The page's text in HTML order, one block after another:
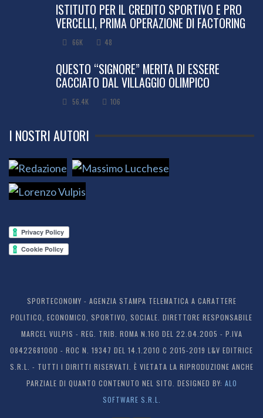
ISTITUTO PER IL CREDITO SPORTIVO E PRO
VERCELLI, PRIMA OPERAZIONE DI FACTORING
66K 48
QUESTO “SIGNORE” MERITA DI ESSERE
CACCIATO DAL VILLAGGIO OLIMPICO
56.4K 106
I NOSTRI AUTORI
SPORTECONOMY - AGENZIA STAMPA TELEMATICA A CARATTERE
POLITICO, ECONOMICO, SPORTIVO, SOCIALE. DIRETTORE RESPONSABILE
MARCEL VULPIS - REG. TRIB. ROMA N.160 DEL 22.04.2005 - P.IVA
08422681000 - ROC N. 19347 DEL 14.1.2010 C 2015-2019 L&V EDITRICE
S.R.L. - TUTTI I DIRITTI RISERVATI. È VIETATA LA RIPRODUZIONE ANCHE
PARZIALE DI QUANTO CONTENUTO NEL SITO. DESIGNED BY: ALO
SOFTWARE S.R.L.